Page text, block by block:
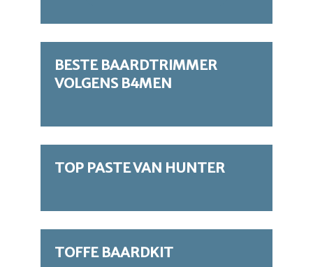
BESTE BAARDTRIMMER
VOLGENS B4MEN
TOP PASTE VAN HUNTER
TOFFE BAARDKIT